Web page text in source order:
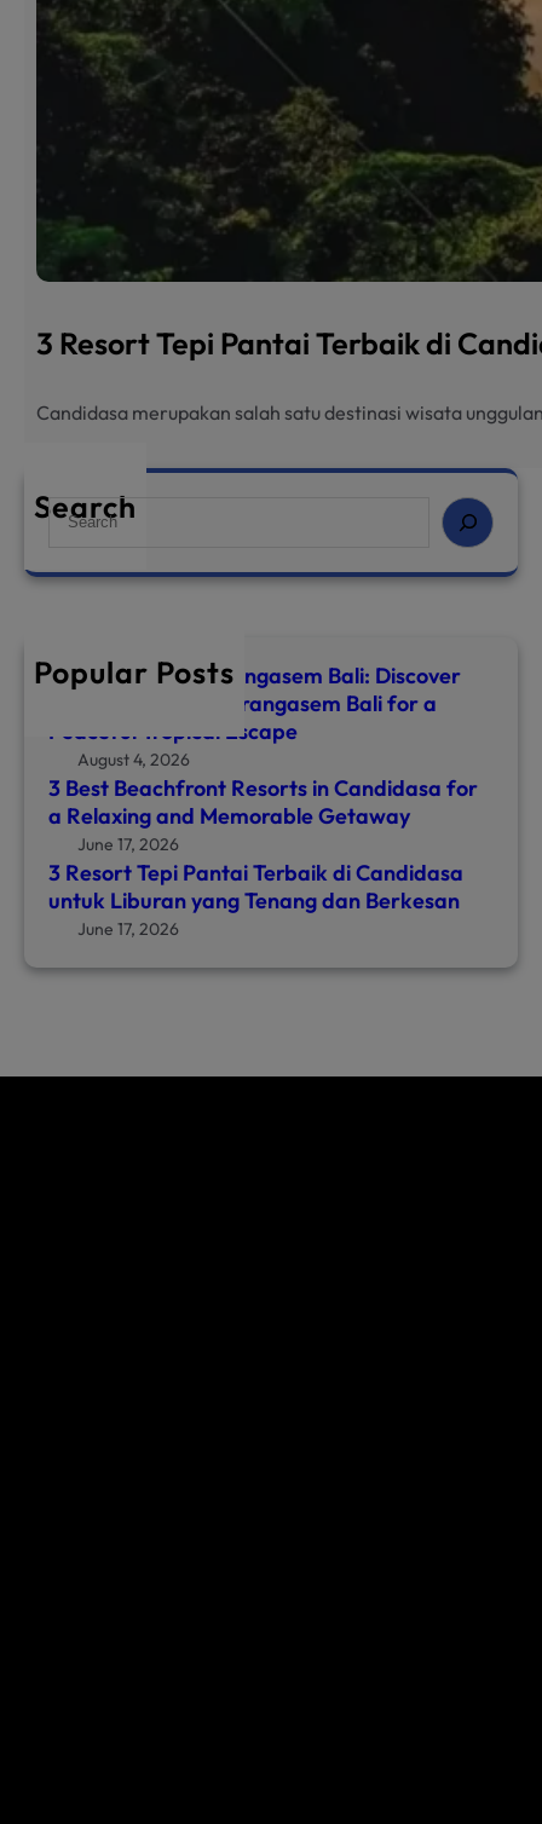
3 Resort Tepi Pantai Terbaik di
Candidasa merupakan salah satu destinasi wisata
Search
S
a
Popular Posts
Top 8 Hotels in Karangasem Bali: Discover
the Best Hotel in Karangasem Bali for a
Peaceful Tropical Escape
August 4, 2026
3 Best Beachfront Resorts in Candidasa for
a Relaxing and Memorable Getaway
June 17, 2026
3 Resort Tepi Pantai Terbaik di Candidasa
untuk Liburan yang Tenang dan Berkesan
June 17, 2026